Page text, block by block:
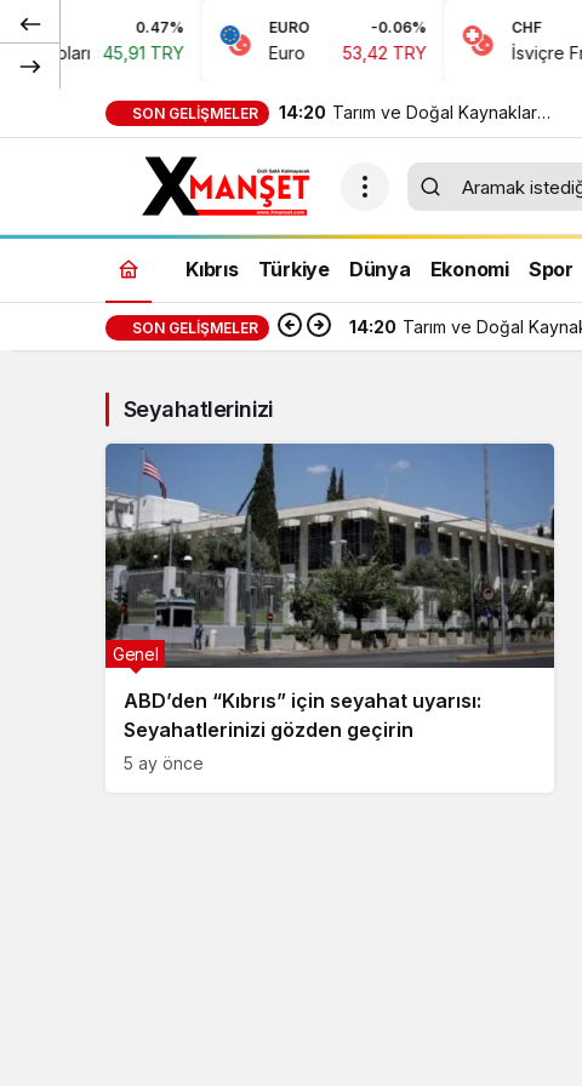
0.47%
Doları 45,91 TRY
EURO -0.06%
Euro 53,42 TRY
CHF
İsviçre
SON GELIŞMELER 14:20 Tarım ve Doğal Kaynaklar
Bakanı Çavuş “Büyük Harup
Çalıştayı”na katıldı
Kıbrıs Türkiye Dünya Ekonomi Spor
SON GELIŞMELER 14:20 Tarım ve Doğal
Seyahatlerinizi
ABD’den “Kıbrıs” için seyahat uyarısı:
Seyahatlerinizi gözden geçirin
Genel
5 ay önce